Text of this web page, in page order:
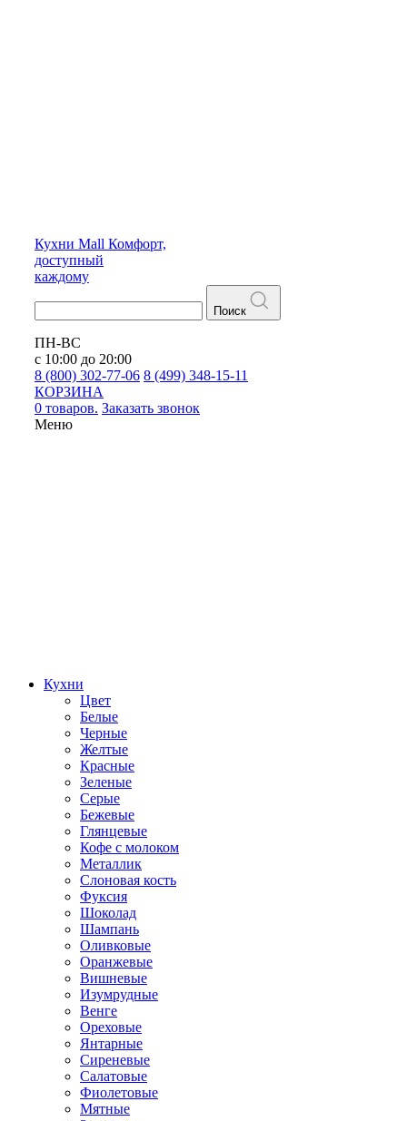
Кухни Mall Комфорт,
доступный
каждому
Поиск
ПН-ВС
с 10:00 до 20:00
8 (800) 302-77-06 8 (499) 348-15-11
КОРЗИНА
0 товаров. Заказать звонок
Меню
Кухни
Цвет
Белые
Черные
Желтые
Красные
Зеленые
Серые
Бежевые
Глянцевые
Кофе с молоком
Металлик
Слоновая кость
Фуксия
Шоколад
Шампань
Оливковые
Оранжевые
Вишневые
Изумрудные
Венге
Ореховые
Янтарные
Сиреневые
Салатовые
Фиолетовые
Мятные